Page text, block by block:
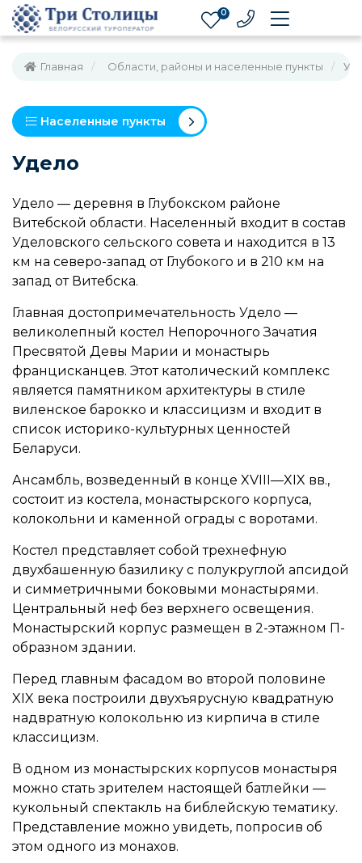
0
Главная Области, районы и населенные пункты
Населенные пункты
Удело
Удело — деревня в Глубокском районе
Витебской области. Населенный входит в состав
Уделовского сельского совета и находится в 13
км на северо-запад от Глубокого и в 210 км на
запад от Витебска.
Главная достопримечательность Удело —
великолепный костел Непорочного Зачатия
Пресвятой Девы Марии и монастырь
францисканцев. Этот католический комплекс
является памятником архитектуры в стиле
виленское барокко и классицизм и входит в
список историко-культурных ценностей
Беларуси.
Ансамбль, возведенный в конце XVIII—XIX вв.,
состоит из костела, монастырского корпуса,
колокольни и каменной ограды с воротами.
Костел представляет собой трехнефную
двухбашенную базилику с полукруглой апсидой
и симметричными боковыми монастырями.
Центральный неф без верхнего освещения.
Монастырский корпус размещен в 2-этажном П-
образном здании.
Перед главным фасадом во второй половине
XIX века построили двухъярусную квадратную
надвратную колокольню из кирпича в стиле
классицизм.
В одном из монастырских корпусов монастыря
можно стать зрителем настоящей батлейки —
кукольный спектакль на библейскую тематику.
Представление можно увидеть, попросив об
этом одного из монахов.